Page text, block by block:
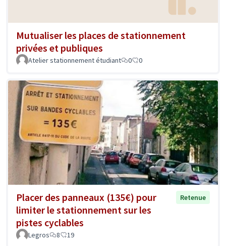
Mutualiser les places de stationnement
privées et publiques
Atelier stationnement étudiant 0 0
Placer des panneaux (135€) pour
limiter le stationnement sur les
pistes cyclables
Retenue
Legros 8 19